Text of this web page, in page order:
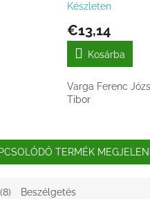
Készleten
€13,14
Kosárba
Varga Ferenc
Tibor
TERMÉK
Beszélgetés